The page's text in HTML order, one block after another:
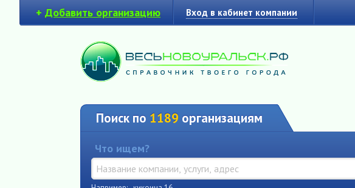
+ Добавить организацию Вход в кабинет компании
Поиск по 1189 организациям
Что ищем?